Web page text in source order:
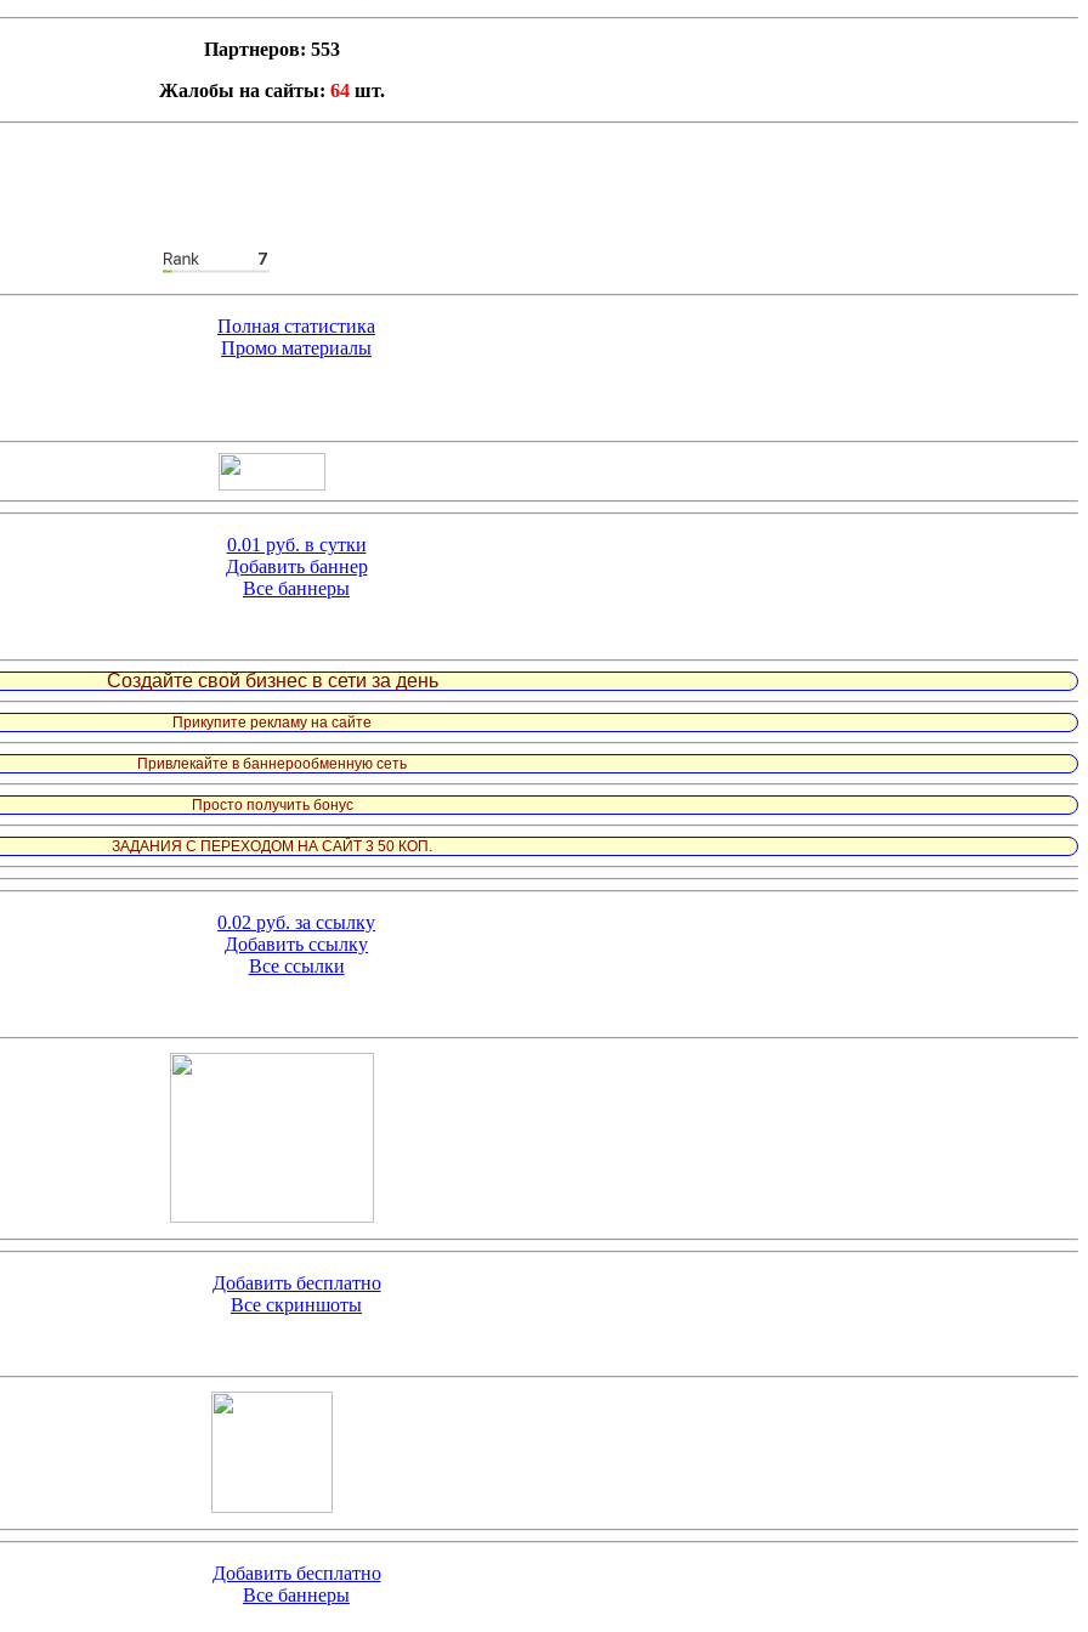
Партнеров: 553
Жалобы на сайты: 64 шт.
Полная статистика
Промо материалы
0.01 руб. в сутки
Добавить баннер
Все баннеры
Создайте свой бизнес в сети за день
Прикупите рекламу на сайте
Привлекайте в баннерообменную сеть
Просто получить бонус
ЗАДАНИЯ С ПЕРЕХОДОМ НА САЙТ 3 50 КОП.
0.02 руб. за ссылку
Добавить ссылку
Все ссылки
Добавить бесплатно
Все скриншоты
Добавить бесплатно
Все баннеры